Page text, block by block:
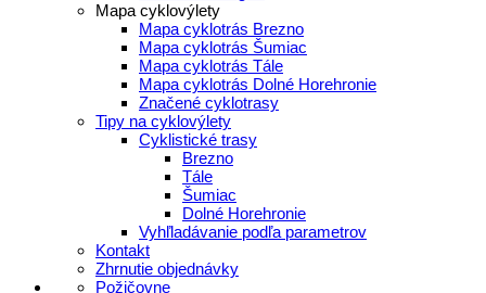
Mapa cyklovýlety
Mapa cyklotrás Brezno
Mapa cyklotrás Šumiac
Mapa cyklotrás Tále
Mapa cyklotrás Dolné Horehronie
Značené cyklotrasy
Tipy na cyklovýlety
Cyklistické trasy
Brezno
Tále
Šumiac
Dolné Horehronie
Vyhľladávanie podľa parametrov
Kontakt
Zhrnutie objednávky
Požičovne